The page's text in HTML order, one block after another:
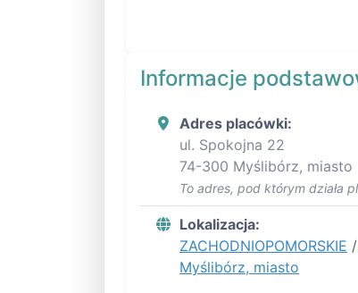
Informacje
Adres placówki:
ul. Spokojna 22
74-300 Myślibórz, miasto
To adres, pod którym działa
Lokalizacja:
ZACHODNIOPOMORSKIE /
Myślibórz, miasto